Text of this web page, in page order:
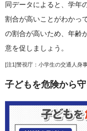
同データによると、学年
割合が高いことがわかっ
の割合が高いため、年齢
意を促しましょう。
[注1]警視庁：小学生の交通人身
子どもを危険から